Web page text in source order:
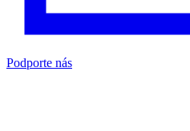
Podporte nás